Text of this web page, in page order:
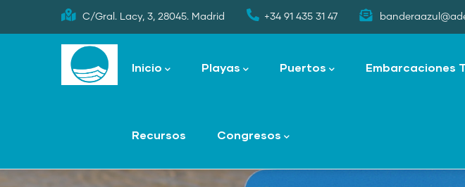
to
C/Gral. Lacy, 3, 28045. Madrid +34 91 435 31 47
navigation
Inicio Playas Puertos Embarcaciones
Recursos Congresos